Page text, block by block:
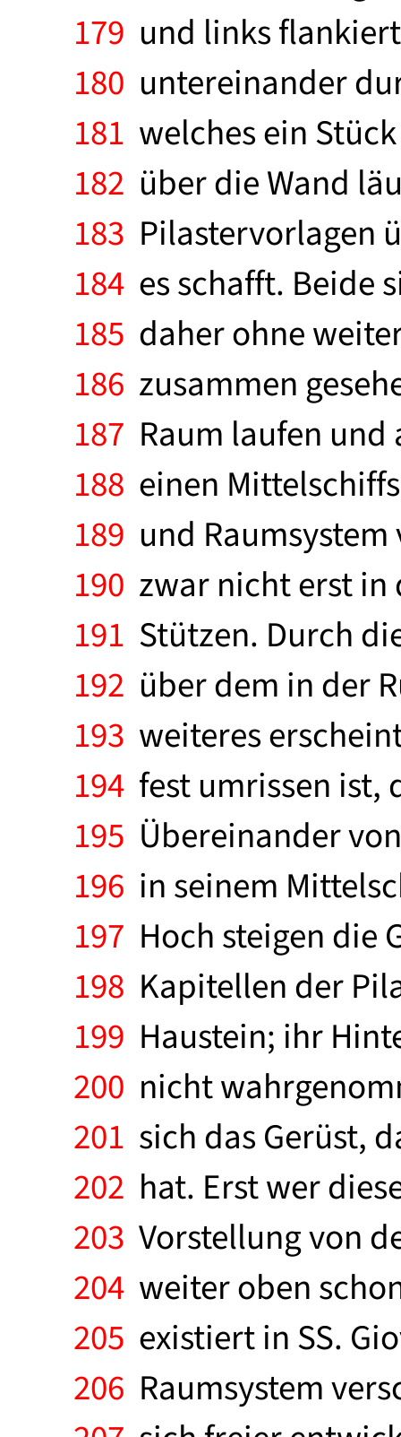
179 und links
180 untereinander
181 welches ein
182 über die Wand
183 Pilastervorlagen
184 es schafft. Beide
185 daher ohne
186 zusammen
187 Raum laufen
188 einen
189 und
190 zwar nicht erst in
191 Stützen. Durch
192 über dem in der
193 weiteres
194 fest umrissen ist,
195 Übereinander
196 in seinem
197 Hoch steigen die
198 Kapitellen der
199 Haustein; ihr
200 nicht
201 sich das Gerüst,
202 hat. Erst wer
203 Vorstellung von
204 weiter oben
205 existiert in SS.
206 Raumsystem